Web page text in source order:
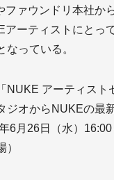
ファウンドリ本社か
アーティストにとっ
なっている。
NUKE アーティスト
ジオからNUKEの最
6月26日（水）16:00